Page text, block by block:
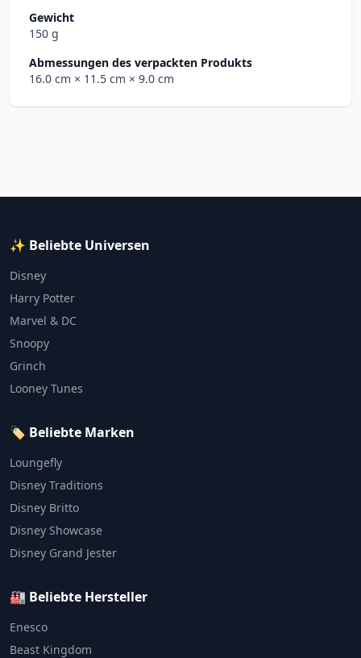
Gewicht
150 g
Abmessungen des verpackten Produkts
16.0 cm × 11.5 cm × 9.0 cm
✨ Beliebte Universen
Disney
Harry Potter
Marvel & DC
Snoopy
Grinch
Looney Tunes
🏷️ Beliebte Marken
Loungefly
Disney Traditions
Disney Britto
Disney Showcase
Disney Grand Jester
🏭 Beliebte Hersteller
Enesco
Beast Kingdom